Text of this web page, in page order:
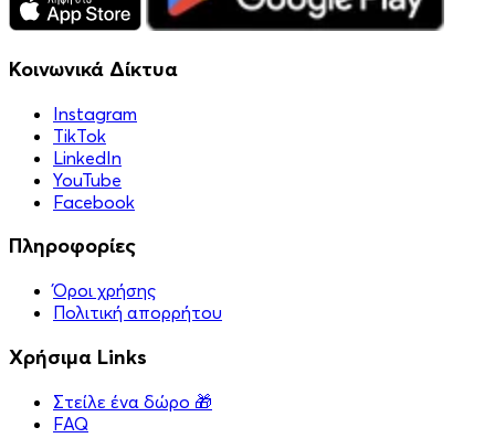
Κοινωνικά Δίκτυα
Instagram
TikTok
LinkedIn
YouTube
Facebook
Πληροφορίες
Όροι χρήσης
Πολιτική απορρήτου
Χρήσιμα Links
Στείλε ένα δώρο 🎁
FAQ